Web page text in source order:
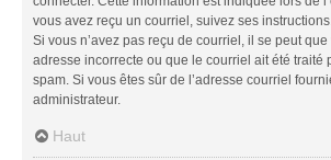
vous avez reçu un courriel, suivez ses
Si vous n’avez pas reçu de courriel, il se peut
adresse incorrecte ou que le courriel ait été traité
spam. Si vous êtes sûr de l’adresse courriel
administrateur.
Haut